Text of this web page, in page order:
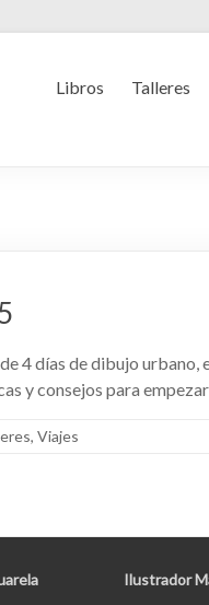
Libros Talleres
4 días de dibujo urbano,
y consejos para
, Viajes
Ilustrador